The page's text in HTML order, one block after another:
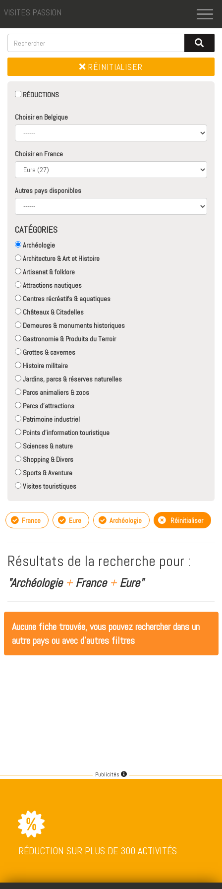
VISITES PASSION
RÉINITIALISER
RÉDUCTIONS
Choisir en Belgique
Choisir en France
Autres pays disponibles
CATÉGORIES
Archéologie
Architecture & Art et Histoire
Artisanat & folklore
Attractions nautiques
Centres récréatifs & aquatiques
Châteaux & Citadelles
Demeures & monuments historiques
Gastronomie & Produits du Terroir
Grottes & cavernes
Histoire militaire
Jardins, parcs & réserves naturelles
Parcs animaliers & zoos
Parcs d'attractions
Patrimoine industriel
Points d'information touristique
Sciences & nature
Shopping & Divers
Sports & Aventure
Visites touristiques
France Eure Archéologie Réinitialiser
Résultats de la recherche pour :
"Archéologie +France +Eure"
Aucune fiche trouvée, vous pouvez rechercher dans un
autre pays ou avec d'autres filtres
Publicités
RÉDUCTION SUR PLUS DE 300 ACTIVITÉS